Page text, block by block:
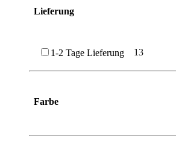
Lieferung
1-2 Tage Lieferung 13
Farbe